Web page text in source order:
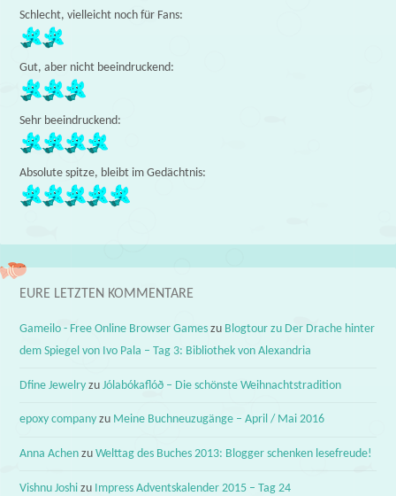
Schlecht, vielleicht noch für Fans:
Gut, aber nicht beeindruckend:
Sehr beeindruckend:
Absolute spitze, bleibt im Gedächtnis:
EURE LETZTEN KOMMENTARE
Gameilo - Free Online Browser Games zu Blogtour zu Der Drache hinter
dem Spiegel von Ivo Pala – Tag 3: Bibliothek von Alexandria
Dfine Jewelry zuJólabókaflóð – Die schönste Weihnachtstradition
epoxy company zu Meine Buchneuzugänge – April / Mai 2016
Anna Achen zuWelttag des Buches 2013: Blogger schenken lesefreude!
Vishnu Joshi zu Impress Adventskalender 2015 – Tag 24